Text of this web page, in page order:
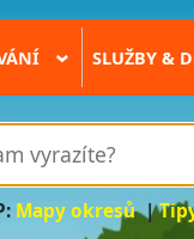
› SLUŽBY &
Mapy okresů|